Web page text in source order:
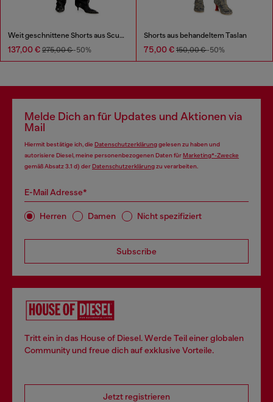
Weit geschnittene Shorts aus Scuba mit Marmoreffekt
137,00 € 275,00 €-50%
Shorts aus behandeltem Taslan
75,00 € 150,00 €-50%
Melde Dich an für Updates und Aktionen via
Mail
Hiermit bestätige ich, die Datenschutzerklärunggelesen zu haben und
autorisiere Diesel, meine personenbezogenen Daten fürMarketing*-Zwecke
gemäß Absatz 3.1 d) derDatenschutzerklärungzu verarbeiten.
E-Mail Adresse*
Herren Damen Nicht spezifiziert
Subscribe
Tritt ein in das House of Diesel. Werde Teil einer globalen
Community und freue dich auf exklusive Vorteile.
Jetzt registrieren